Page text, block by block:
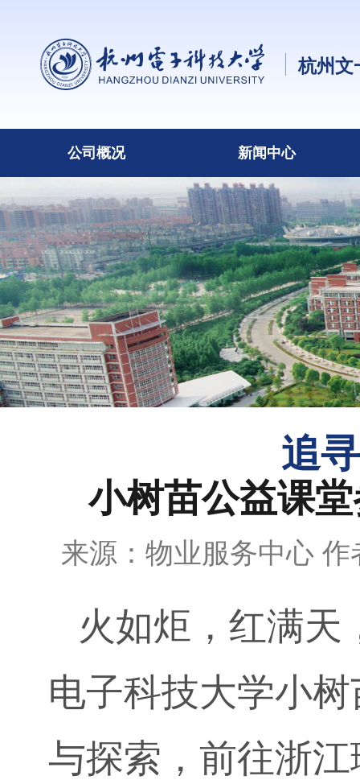
杭州文
公司概况 新闻中心
追
小树苗公益课
来源：物业服务中心 作
火如炬，红满天
电子科技大学小
与探索，前往浙